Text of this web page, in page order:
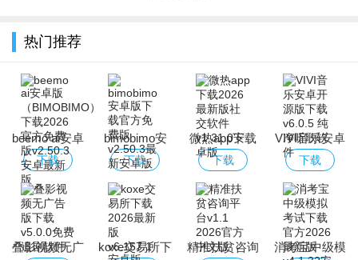
热门推荐
beemo ai安卓
版
（BIMOBIMO）
下载2026官方
免费版
下载
bimobimo安
卓版下载官方
免费版
下载
微热app下载
2026最新版社
交软件
下载
VIVI音乐安卓
开源版下载
下载
叠影视频无广
koxe交易所下
精准扶贫咨询
消考宝中级模